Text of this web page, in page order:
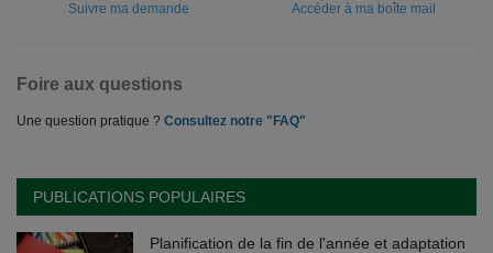
Suivre ma demande Accéder à ma boîte mail
Foire aux questions
Une question pratique ? Consultez notre "FAQ"
PUBLICATIONS POPULAIRES
Planification de la fin de l'année et adaptation